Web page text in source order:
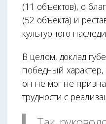
(11 объектов), о
(52 объекта) и
культурного
В целом, доклад
победный характер,
он не мог не
трудности с